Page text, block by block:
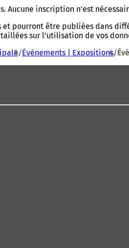
Aucune inscription n'est
pourront être publiées dans
sur l'utilisation de vos
Événements | Expositions